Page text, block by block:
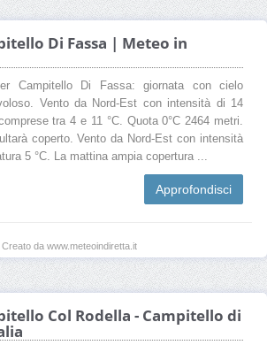
Di Fassa | Meteo in
Campitello Di Fassa: giornata con cielo
Vento da Nord-Est con intensità di 14
tra 4 e 11 °C. Quota 0°C 2464 metri.
coperto. Vento da Nord-Est con intensità
5 °C. La mattina ampia copertura ...
Approfondisci
Creato da www.meteoindiretta.it
Col Rodella - Campitello di